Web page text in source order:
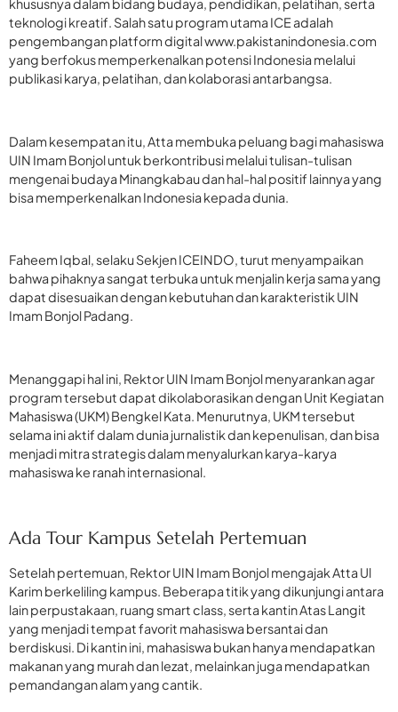
khususnya dalam bidang budaya, pendidikan, pelatihan, serta
teknologi kreatif. Salah satu program utama ICE adalah
pengembangan platform digital www.pakistanindonesia.com
yang berfokus memperkenalkan potensi Indonesia melalui
publikasi karya, pelatihan, dan kolaborasi antarbangsa.
Dalam kesempatan itu, Atta membuka peluang bagi mahasiswa
UIN Imam Bonjol untuk berkontribusi melalui tulisan-tulisan
mengenai budaya Minangkabau dan hal-hal positif lainnya yang
bisa memperkenalkan Indonesia kepada dunia.
Faheem Iqbal, selaku Sekjen ICEINDO, turut menyampaikan
bahwa pihaknya sangat terbuka untuk menjalin kerja sama yang
dapat disesuaikan dengan kebutuhan dan karakteristik UIN
Imam Bonjol Padang.
Menanggapi hal ini, Rektor UIN Imam Bonjol menyarankan agar
program tersebut dapat dikolaborasikan dengan Unit Kegiatan
Mahasiswa (UKM) Bengkel Kata. Menurutnya, UKM tersebut
selama ini aktif dalam dunia jurnalistik dan kepenulisan, dan bisa
menjadi mitra strategis dalam menyalurkan karya-karya
mahasiswa ke ranah internasional.
Ada Tour Kampus Setelah Pertemuan
Setelah pertemuan, Rektor UIN Imam Bonjol mengajak Atta Ul
Karim berkeliling kampus. Beberapa titik yang dikunjungi antara
lain perpustakaan, ruang smart class, serta kantin Atas Langit
yang menjadi tempat favorit mahasiswa bersantai dan
berdiskusi. Di kantin ini, mahasiswa bukan hanya mendapatkan
makanan yang murah dan lezat, melainkan juga mendapatkan
pemandangan alam yang cantik.